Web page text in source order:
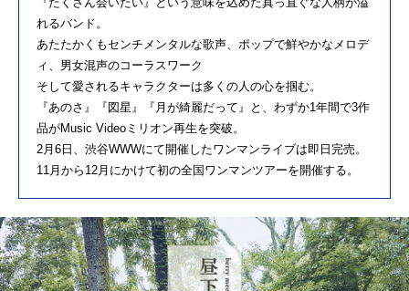
れるバンド。
あたたかくもセンチメンタルな歌声、ポップで鮮やかなメロデ
ィ、男女混声のコーラスワーク
そして愛されるキャラクターは多くの人の心を掴む。
『あのさ』『図星』『月が綺麗だって』と、わずか1年間で3作
品がMusic Videoミリオン再生を突破。
2月6日、渋谷WWWにて開催したワンマンライブは即日完売。
11月から12月にかけて初の全国ワンマンツアーを開催する。